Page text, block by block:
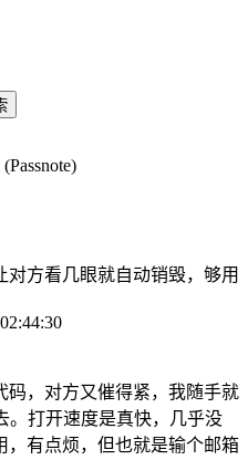
对方看几眼就自动销毁，够用
码，对方又催得紧，我随手就
。打开速度是真快，几乎没
，有点烦，但也就是输个邮箱